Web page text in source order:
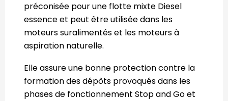
préconisée pour une flotte mixte Diesel
essence et peut être utilisée dans les
moteurs suralimentés et les moteurs à
aspiration naturelle.
Elle assure une bonne protection contre la
formation des dépôts provoqués dans les
phases de fonctionnement Stop and Go et